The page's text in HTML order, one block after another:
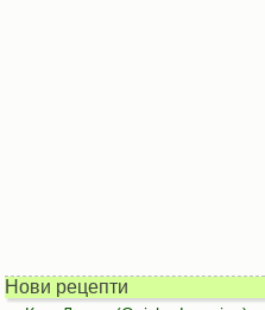
Нови рецепти